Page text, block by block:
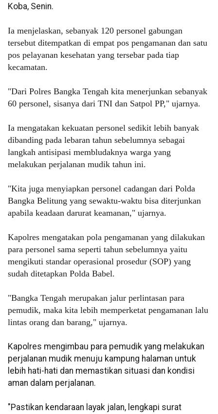
Koba, Senin.
Ia menjelaskan, sebanyak 120 personel gabungan
tersebut ditempatkan di empat pos pengamanan dan satu
pos pelayanan kesehatan yang tersebar pada tiap
kecamatan.
"Dari Polres Bangka Tengah kita menerjunkan sebanyak
60 personel, sisanya dari TNI dan Satpol PP," ujarnya.
Ia mengatakan kekuatan personel sedikit lebih banyak
dibanding pada lebaran tahun sebelumnya sebagai
langkah antisipasi membludaknya warga yang
melakukan perjalanan mudik tahun ini.
"Kita juga menyiapkan personel cadangan dari Polda
Bangka Belitung yang sewaktu-waktu bisa diterjunkan
apabila keadaan darurat keamanan," ujarnya.
Kapolres mengatakan pola pengamanan yang dilakukan
para personel sama seperti tahun sebelumnya yaitu
mengikuti standar operasional prosedur (SOP) yang
sudah ditetapkan Polda Babel.
"Bangka Tengah merupakan jalur perlintasan para
pemudik, maka kita lebih memperketat pengamanan lalu
lintas orang dan barang," ujarnya.
Kapolres mengimbau para pemudik yang melakukan
perjalanan mudik menuju kampung halaman untuk
lebih hati-hati dan memastikan situasi dan kondisi
aman dalam perjalanan.
"Pastikan kendaraan layak jalan, lengkapi surat